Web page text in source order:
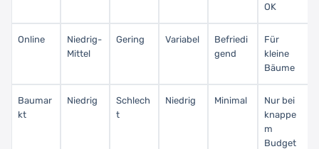
OK
Online
Niedrig-
Mittel
Gering Variabel
Befriedi
gend
Für
kleine
Bäume
Baumar
kt
Niedrig
Schlech
t
Niedrig Minimal
Nur bei
knappe
m
Budget